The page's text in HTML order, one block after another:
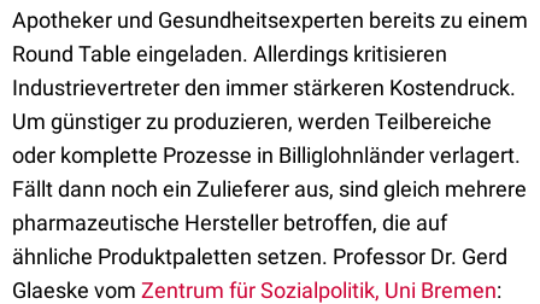
Apotheker und Gesundheitsexperten bereits zu einem
Round Table eingeladen. Allerdings kritisieren
Industrievertreter den immer stärkeren Kostendruck.
Um günstiger zu produzieren, werden Teilbereiche
oder komplette Prozesse in Billiglohnländer verlagert.
Fällt dann noch ein Zulieferer aus, sind gleich mehrere
pharmazeutische Hersteller betroffen, die auf
ähnliche Produktpaletten setzen. Professor Dr. Gerd
Glaeske vom Zentrum für Sozialpolitik, Uni Bremen: